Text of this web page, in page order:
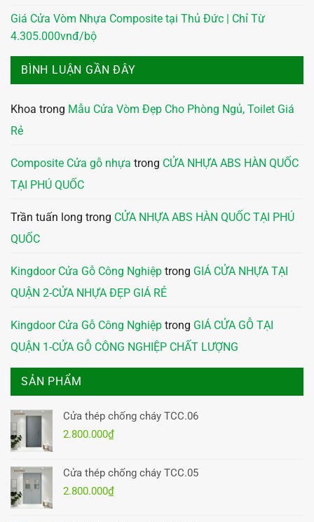
Giá Cửa Vòm Nhựa Composite tại Thủ Đức | Chỉ Từ
4.305.000vnđ/bộ
BÌNH LUẬN GẦN ĐÂY
Khoa trong Mẫu Cửa Vòm Đẹp Cho Phòng Ngủ, Toilet Giá
Rẻ
Composite Cửa gỗ nhựa trong CỬA NHỰA ABS HÀN QUỐC
TẠI PHÚ QUỐC
Trần tuấn long trong CỬA NHỰA ABS HÀN QUỐC TẠI PHÚ
QUỐC
Kingdoor Cửa Gỗ Công Nghiệp trong GIÁ CỬA NHỰA TẠI
QUẬN 2-CỬA NHỰA ĐẸP GIÁ RẺ
Kingdoor Cửa Gỗ Công Nghiệp trong GIÁ CỬA GỖ TẠI
QUẬN 1-CỬA GỖ CÔNG NGHIỆP CHẤT LƯỢNG
SẢN PHẨM
Cửa thép chống cháy TCC.06
2.800.000₫
Cửa thép chống cháy TCC.05
2.800.000₫